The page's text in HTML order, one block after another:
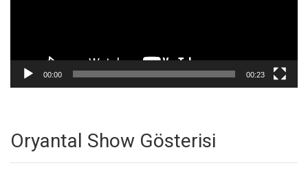
00:00 00:23
Oryantal Show Gösterisi